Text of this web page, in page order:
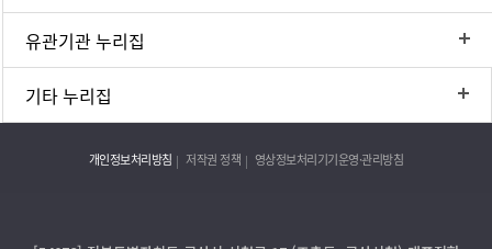
유관기관 누리집
기타 누리집
개인정보처리방침 저작권 정책 영상정보처리기기운영·관리방침